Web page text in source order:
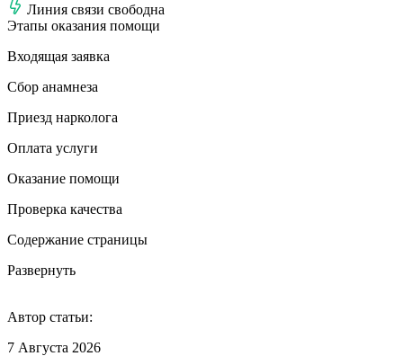
Линия связи свободна
Этапы оказания помощи
Входящая заявка
Сбор анамнеза
Приезд нарколога
Оплата услуги
Оказание помощи
Проверка качества
Содержание страницы
Развернуть
Автор статьи:
7 Августа 2026